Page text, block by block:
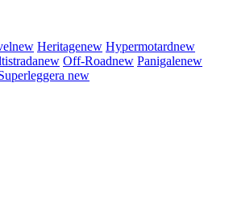
new Heritagenew Hypermotardnew
new Off-Roadnew Panigalenew
new